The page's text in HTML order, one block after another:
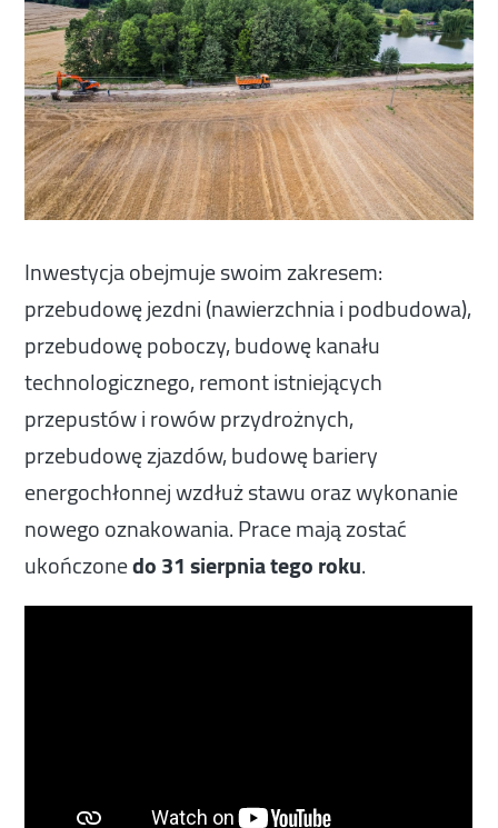
Inwestycja obejmuje swoim zakresem:
przebudowę jezdni (nawierzchnia i podbudowa),
przebudowę poboczy, budowę kanału
technologicznego, remont istniejących
przepustów i rowów przydrożnych,
przebudowę zjazdów, budowę bariery
energochłonnej wzdłuż stawu oraz wykonanie
nowego oznakowania. Prace mają zostać
ukończonedo 31 sierpnia tego roku.